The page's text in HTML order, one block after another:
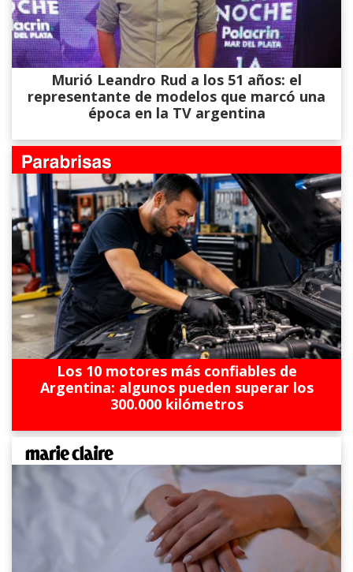
Murió Leandro Rud a los 51 años: el
representante de modelos que marcó una
época en la TV argentina
Los 10 motores más confiables de
Argentina: algunos pueden superar los
300.000 kilómetros